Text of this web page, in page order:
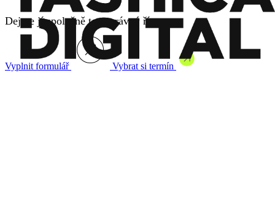
Dejme jí společně ten správný říz.
Vyplnit formulář Vybrat si termín